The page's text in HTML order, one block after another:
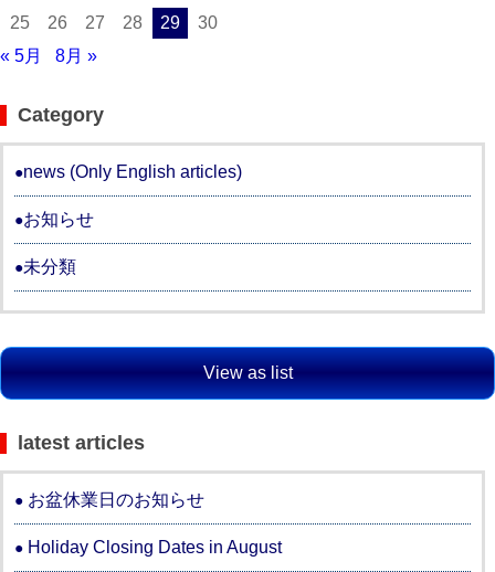
25
26 27 28 29
30
« 5月
8月 »
Category
news (Only English articles)
お知らせ
未分類
View as list
latest articles
お盆休業日のお知らせ
Holiday Closing Dates in August